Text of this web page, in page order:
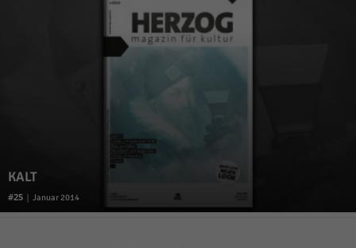
KALT
25 | Januar 2014